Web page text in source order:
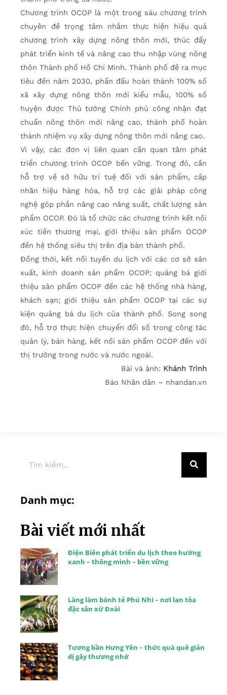
Chương trình OCOP là một trong sáu chương trình
chuyên đề trọng tâm nhằm thực hiện hiệu quả
chương trình xây dựng nông thôn mới, thúc đẩy
phát triển kinh tế và nâng cao thu nhập vùng nông
thôn Thành phố Hồ Chí Minh. Thành phố đề ra mục
tiêu đến năm 2030, phấn đấu hoàn thành 100% số
xã xây dựng nông thôn mới kiểu mẫu, 100% số
huyện được Thủ tướng Chính phủ công nhận đạt
chuẩn nông thôn mới nâng cao, thành phố hoàn
thành nhiệm vụ xây dựng nông thôn mới nâng cao.
Vì vậy, các đơn vị liên quan cần quan tâm phát
triển chương trình OCOP bền vững. Trong đó, cần
hỗ trợ về sở hữu trí tuệ đối với sản phẩm, cấp
nhãn hiệu hàng hóa, hỗ trợ các giải pháp công
nghệ góp phần nâng cao năng suất, chất lượng sản
phẩm OCOP. Đó là tổ chức các chương trình kết nối
xúc tiến thương mại, giới thiệu sản phẩm OCOP
đến hệ thống siêu thị trên địa bàn thành phố.
Đồng thời, kết nối tuyến du lịch với các cơ sở sản
xuất, kinh doanh sản phẩm OCOP; quảng bá giới
thiệu sản phẩm OCOP đến các hệ thống nhà hàng,
khách sạn; giới thiệu sản phẩm OCOP tại các sự
kiện quảng bá du lịch của thành phố. Song song
đó, hỗ trợ thực hiện chuyển đổi số trong công tác
quản lý, bán hàng, kết nối sản phẩm OCOP đến với
thị trường trong nước và nước ngoài.
Bài và ảnh: Khánh Trình
Báo Nhân dân – nhandan.vn
Danh mục:
Bài viết mới nhất
Điện Biên phát triển du lịch theo hướng
xanh – thông minh – bền vững
Làng làm bánh tẻ Phú Nhi – nơi lan tỏa
đặc sản xứ Đoài
Tương bần Hưng Yên – thức quà quê giản
dị gây thương nhớ